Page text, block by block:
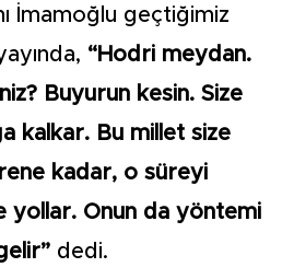
İmamoğlu geçtiğimiz
“Hodri meydan.
Buyurun kesin. Size
kalkar. Bu millet size
kadar, o süreyi
yollar. Onun da yöntemi
dedi.